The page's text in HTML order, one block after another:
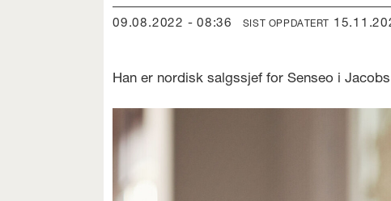
09.08.2022 - 08:36 SIST OPPDATERT
Han er nordisk salgssjef for Senseo i